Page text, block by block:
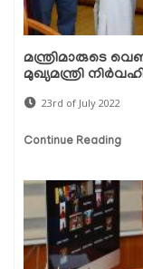
മന്ത്രിമാരുടെ
മുഖ്യമന്ത്രി
23rd of July 2022
Continue Reading